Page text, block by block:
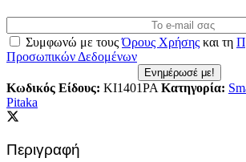
Συμφωνώ με τουςΌρους Χρήσης και τη
Προσωπικών Δεδομένων
Ενημέρωσέ με!
Κωδικός Είδους: KI1401PA Κατηγορία:
Pitaka
Περιγραφή